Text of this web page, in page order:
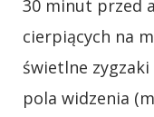
30 minut przed
cierpiących na
świetlne
pola widzenia